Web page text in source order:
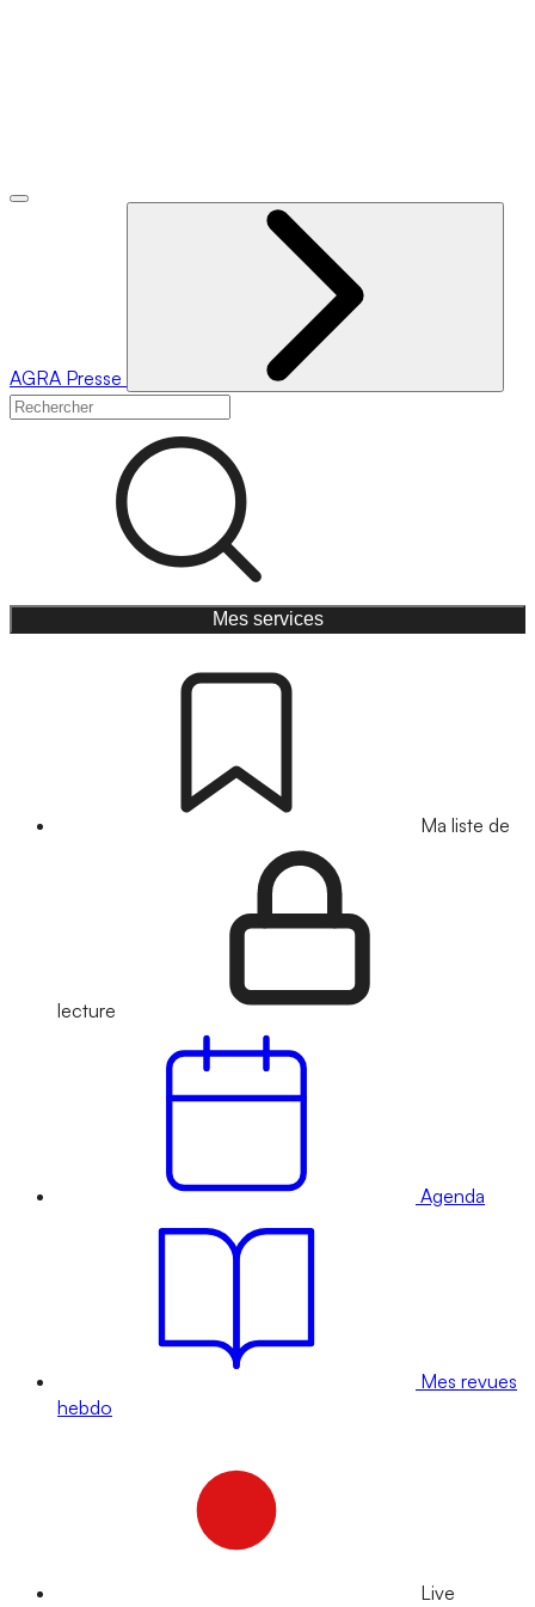
AGRA Presse
Mes services
Ma liste de
lecture
Agenda
Mes revues
hebdo
Live